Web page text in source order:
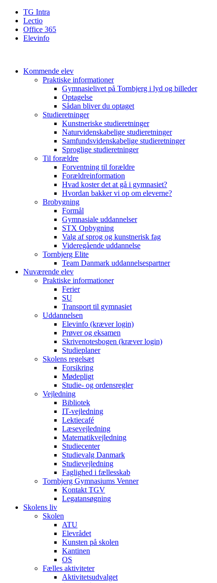
TG Intra
Lectio
Office 365
Elevinfo
Kommende elev
Praktiske informationer
Gymnasielivet på Tornbjerg i lyd og billeder
Optagelse
Sådan bliver du optaget
Studieretninger
Kunstneriske studieretninger
Naturvidenskabelige studieretninger
Samfundsvidenskabelige studieretninger
Sproglige studieretninger
Til forældre
Forventning til forældre
Forældreinformation
Hvad koster det at gå i gymnasiet?
Hvordan bakker vi op om eleverne?
Brobygning
Formål
Gymnasiale uddannelser
STX Opbygning
Valg af sprog og kunstnerisk fag
Videregående uddannelse
Tornbjerg Elite
Team Danmark uddannelsespartner
Nuværende elev
Praktiske informationer
Ferier
SU
Transport til gymnasiet
Uddannelsen
Elevinfo (kræver login)
Prøver og eksamen
Skrivenotesbogen (kræver login)
Studieplaner
Skolens regelsæt
Forsikring
Mødepligt
Studie- og ordensregler
Vejledning
Bibliotek
IT-vejledning
Lektiecafé
Læsevejledning
Matematikvejledning
Studiecenter
Studievalg Danmark
Studievejledning
Faglighed i fællesskab
Tornbjerg Gymnasiums Venner
Kontakt TGV
Legatansøgning
Skolens liv
Skolen
ATU
Elevrådet
Kunsten på skolen
Kantinen
OS
Fælles aktiviteter
Aktivitetsudvalget